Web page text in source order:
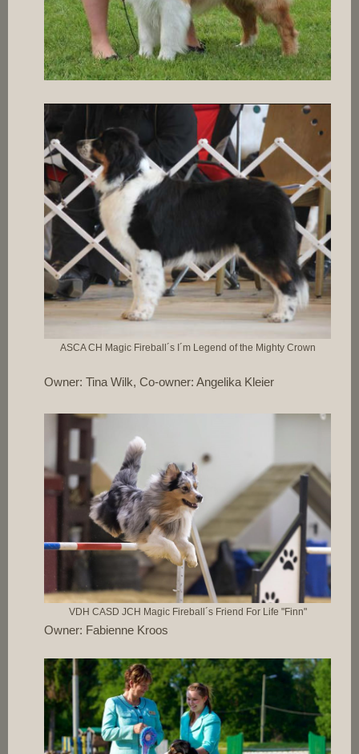
ASCA CH Magic Fireball´s I´m Legend of the Mighty Crown
Owner: Tina Wilk, Co-owner: Angelika Kleier
VDH CASD JCH Magic Fireball´s Friend For Life "Finn"
Owner: Fabienne Kroos